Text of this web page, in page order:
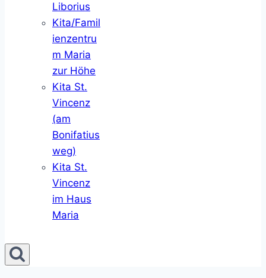
Liborius
Kita/Famil
ienzentru
m Maria
zur Höhe
Kita St.
Vincenz
(am
Bonifatius
weg)
Kita St.
Vincenz
im Haus
Maria